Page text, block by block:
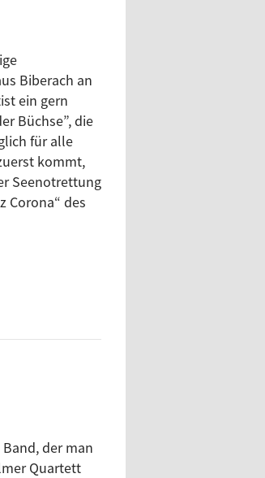
Biberach an
ein gern
Büchse”, die
für alle
kommt,
Seenotrettung
Corona“ des
der man
Quartett